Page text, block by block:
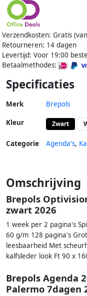
Verzendkosten: Gratis
Retourneren: 14 dagen
Levertijd: Voor 19:00
Betaalmethodes:
Specificaties
Merk Brepols
Kleur Zwart
Categorie Agenda's,
Omschrijving
Brepols
zwart 2026
1 week per 2 pagina's
60 g/m 128 pagina's
leesbaarheid Met
kalfsleder look Ft 90 x
Brepols Agenda
Palermo 7dagen